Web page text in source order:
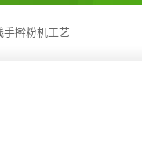
手擀粉机工艺